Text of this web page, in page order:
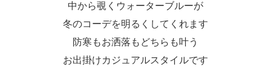
中から覗くウォーターブルーが
冬のコーデを明るくしてくれます
防寒もお洒落もどちらも叶う
お出掛けカジュアルスタイルです